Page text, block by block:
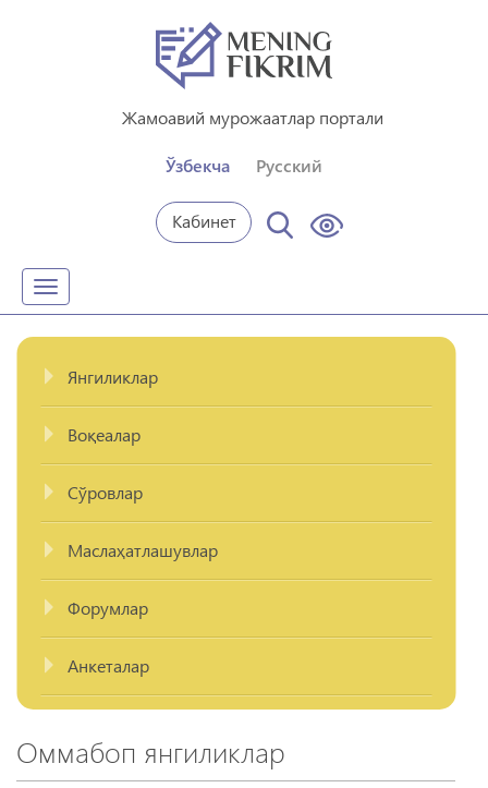
Жамоавий мурожаатлар портали
Ўзбекча Русский
Кабинет
Toggle
navigation
Янгиликлар
Воқеалар
Сўровлар
Маслаҳатлашувлар
Форумлар
Анкеталар
Оммабоп янгиликлар